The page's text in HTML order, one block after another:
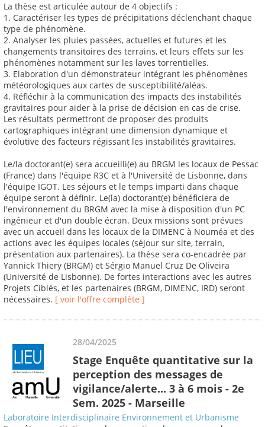
La thèse est articulée autour de 4 objectifs :
1. Caractériser les types de précipitations déclenchant chaque
type de phénomène.
2. Analyser les pluies passées, actuelles et futures et les
changements transitoires des terrains, et leurs effets sur les
phénomènes notamment sur les laves torrentielles.
3. Elaboration d'un démonstrateur intégrant les phénomènes
météorologiques aux cartes de susceptibilité/aléas.
4. Réfléchir à la communication des impacts des instabilités
gravitaires pour aider à la prise de décision en cas de crise.
Les résultats permettront de proposer des produits
cartographiques intégrant une dimension dynamique et
évolutive des facteurs régissant les instabilités gravitaires.
Le/la doctorant(e) sera accueilli(e) au BRGM les locaux de Pessac
(France) dans l'équipe R3C et à l'Université de Lisbonne, dans
l'équipe IGOT. Les séjours et le temps imparti dans chaque
équipe seront à définir. Le(la) doctorant(e) bénéficiera de
l'environnement du BRGM avec la mise à disposition d'un PC
ingénieur et d'un double écran. Deux missions sont prévues
avec un accueil dans les locaux de la DIMENC à Nouméa et des
actions avec les équipes locales (séjour sur site, terrain,
présentation aux partenaires). La thèse sera co-encadrée par
Yannick Thiery (BRGM) et Sérgio Manuel Cruz De Oliveira
(Université de Lisbonne). De fortes interactions avec les autres
Projets Ciblés, et les partenaires (BRGM, DIMENC, IRD) seront
nécessaires. [ voir l'offre complète ]
28/04/2025
Stage Enquête quantitative sur la
perception des messages de
vigilance/alerte... 3 à 6 mois - 2e
Sem. 2025 - Marseille
Laboratoire Interdisciplinaire Environnement et Urbanisme